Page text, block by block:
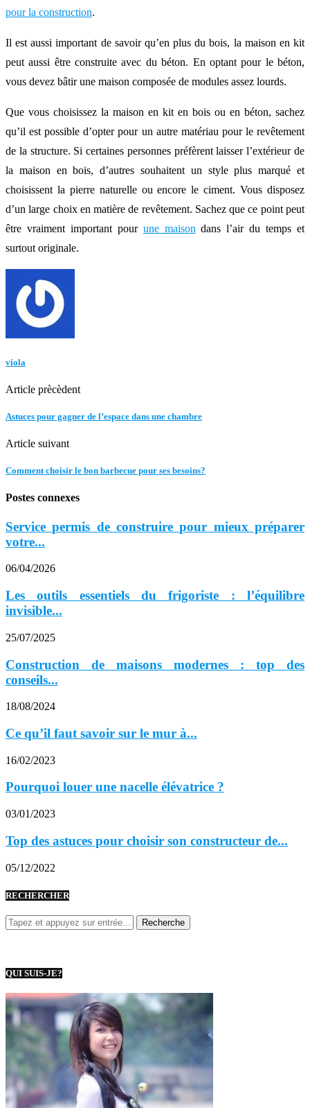
pour la construction.
Il est aussi important de savoir qu’en plus du bois, la maison en kit
peut aussi être construite avec du béton. En optant pour le béton,
vous devez bâtir une maison composée de modules assez lourds.
Que vous choisissez la maison en kit en bois ou en béton, sachez
qu’il est possible d’opter pour un autre matériau pour le revêtement
de la structure. Si certaines personnes préfèrent laisser l’extérieur de
la maison en bois, d’autres souhaitent un style plus marqué et
choisissent la pierre naturelle ou encore le ciment. Vous disposez
d’un large choix en matière de revêtement. Sachez que ce point peut
être vraiment important pour une maisondans l’air du temps et
surtout originale.
viola
Article prècèdent
Astuces pour gagner de l’espace dans une chambre
Article suivant
Comment choisir le bon barbecue pour ses besoins?
Postes connexes
Service permis de construire pour mieux préparer
votre...
06/04/2026
Les outils essentiels du frigoriste : l’équilibre
invisible...
25/07/2025
Construction de maisons modernes : top des
conseils...
18/08/2024
Ce qu’il faut savoir sur le mur à...
16/02/2023
Pourquoi louer une nacelle élévatrice ?
03/01/2023
Top des astuces pour choisir son constructeur de...
05/12/2022
RECHERCHER
QUI SUIS-JE?